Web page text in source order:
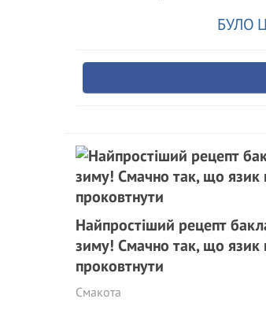
БУЛО
Найпростіший рецепт
зиму! Смачно так, що
проковтнути
Смакота